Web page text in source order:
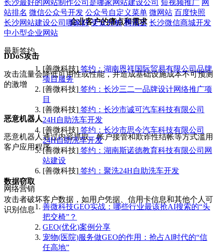
企业客户的痛点和需求
DDoS攻击
攻击流量会降低可用性或性能，并造成基础设施成本不可预测
的激增
恶意机器人
恶意机器人通过内容抓取、帐户接管和欺诈性结帐等方式滥用
客户应用程序
数据窃取
攻击者破坏客户数据，如用户凭据、信用卡信息和其他个人可
识别信息
长沙最好的网站制作公司是哪家网站建设公司 短视频推广 网
站排名 微信公众号开发 公众号自定义菜单 微网站 百度快照
长沙网站建设公司哪家好 受众分析 腾讯云 长沙微信商城开发
中小型企业网站
最新签约
[善微科技]签约：湖南恩祥国际贸易有限公司品牌
项目服务
[善微科技] 签约：长沙三二一品牌设计网络推广项
目
[善微科技] 签约：长沙市诚可汽车科技有限公司
24H自助洗车开发
[善微科技] 签约：长沙市思今汽车科技有限公司
24H自助洗车开发
[善微科技] 签约：湖南斯诺德教育科技有限公司网
站建设
[善微科技] 签约：聚洗24H自助洗车开发
网络营销
善微科技GEO实战：哪些行业最该抢AI搜索的“头
把交椅”？
GEO(优化)案例分享
宠物(医院)服务做GEO的作用：抢占AI时代的“信
任高地”